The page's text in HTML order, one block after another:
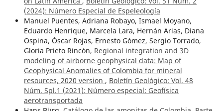
(2024): Número Especial de Espeleología
Manuel Puentes, Adriana Robayo, Ismael Moyano,
Eduardo Henrique, Marcela Lara, Hernán Arias, Diana
Ospina, Óscar Rojas, Ernesto Gómez, Sergio Torrado,
Gloria Prieto Rincón, Regional integration and 3D
modeling of airborne geophysical data: Map of
Geophysical Anomalies of Colombia for mineral
resources, 2020 version , Boletín Geológico: Vol. 48
Núm. Spl.1 (2021): Número especial: Geofísica
aerotransportada